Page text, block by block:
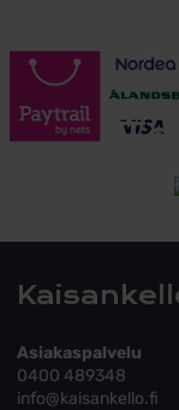
Asiakaspalvelu
0400 489348
info@kaisankello.fi